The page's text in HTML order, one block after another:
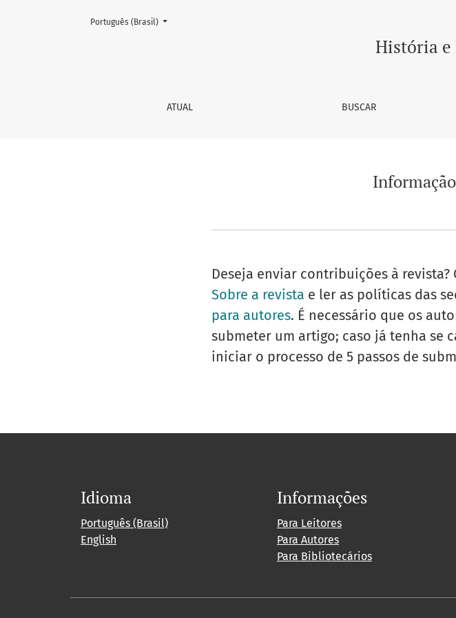
Informação para Autores
História e
ATUAL BUSCAR
Mudar o idioma. O atual é:
Português (Brasil)
Deseja enviar contribuições à
Sobre a revista e ler as políticas das
para autores. É necessário que os
submeter um artigo; caso já tenha se
iniciar o processo de 5 passos de
Idioma
Português (Brasil)
English
Informações
Para Leitores
Para Autores
Para Bibliotecários